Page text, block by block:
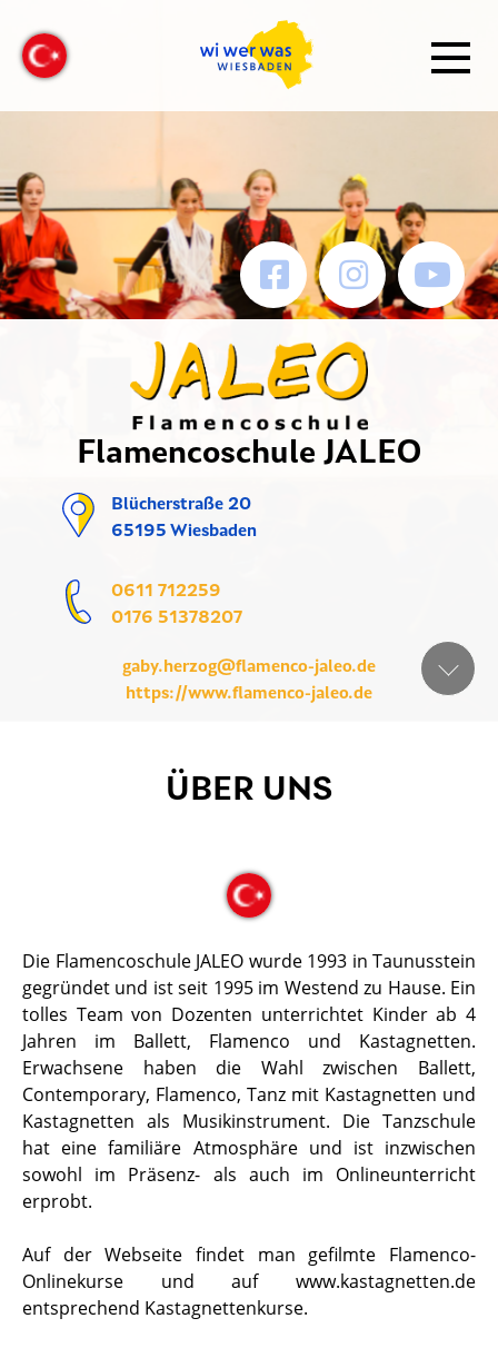
Flamencoschule JALEO
Blücherstraße 20
65195 Wiesbaden
0611 712259
0176 51378207
gaby.herzog@flamenco-jaleo.de
https://www.flamenco-jaleo.de
ÜBER UNS
Die Flamencoschule JALEO wurde 1993 in Taunusstein
gegründet und ist seit 1995 im Westend zu Hause. Ein
tolles Team von Dozenten unterrichtet Kinder ab 4
Jahren im Ballett, Flamenco und Kastagnetten.
Erwachsene haben die Wahl zwischen Ballett,
Contemporary, Flamenco, Tanz mit Kastagnetten und
Kastagnetten als Musikinstrument. Die Tanzschule
hat eine familiäre Atmosphäre und ist inzwischen
sowohl im Präsenz- als auch im Onlineunterricht
erprobt.
Auf der Webseite findet man gefilmte Flamenco-
Onlinekurse und auf www.kastagnetten.de
entsprechend Kastagnettenkurse.